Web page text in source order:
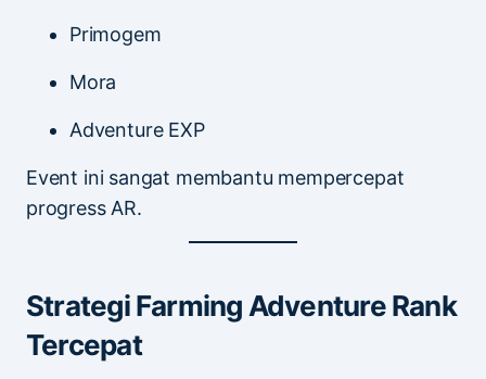
Primogem
Mora
Adventure EXP
Event ini sangat membantu mempercepat
progress AR.
Strategi Farming Adventure Rank
Tercepat